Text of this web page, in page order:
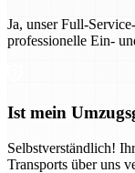
Ja, unser Full-
professionelle Ein-
Ist mein
Selbstverständlich!
Transports über uns